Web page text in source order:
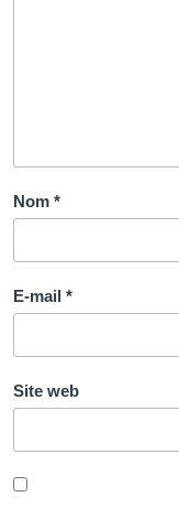
Nom *
E-mail *
Site web